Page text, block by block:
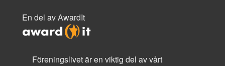
En del av AwardIt
Föreningslivet är en viktig del av vårt